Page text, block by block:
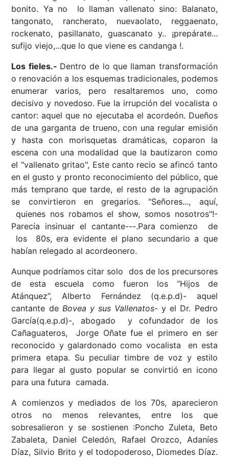
bonito. Ya no lo llaman vallenato sino: Balanato,
tangonato, rancherato, nuevaolato, reggaenato,
rockenato, pasillanato, guascanato y.. ¡prepárate...
sufijo viejo,...que lo que viene es candanga !.
Los fieles.- Dentro de lo que llaman transformación
o renovación a los esquemas tradicionales, podemos
enumerar varios, pero resaltaremos uno, como
decisivo y novedoso. Fue la irrupción del vocalista o
cantor: aquel que no ejecutaba el acordeón. Dueños
de una garganta de trueno, con una regular emisión
y hasta con morisquetas dramáticas, coparon la
escena con una modalidad que la bautizaron como
el "vallenato gritao", Este canto recio se afincó tanto
en el gusto y pronto reconocimiento del público, que
más temprano que tarde, el resto de la agrupación
se convirtieron en gregarios. "Señores..., aquí,
quienes nos robamos el show, somos nosotros"!-
Parecía insinuar el cantante---.Para comienzo de
los 80s, era evidente el plano secundario a que
habían relegado al acordeonero.
Aunque podríamos citar solo dos de los precursores
de esta escuela como fueron los “Hijos de
Atánquez”, Alberto Fernández (q.e.p.d)- aquel
cantante de Bovea y sus Vallenatos- y el Dr. Pedro
García(q.e.p.d)-, abogado y cofundador de los
Cañaguateros, Jorge Oñate fue el primero en ser
reconocido y galardonado como vocalista en esta
primera etapa. Su peculiar timbre de voz y estilo
para llegar al gusto popular se convirtió en icono
para una futura camada.
A comienzos y mediados de los 70s, aparecieron
otros no menos relevantes, entre los que
sobresalieron y se sostienen :Poncho Zuleta, Beto
Zabaleta, Daniel Celedón, Rafael Orozco, Adaníes
Díaz, Silvio Brito y el todopoderoso, Diomedes Díaz.